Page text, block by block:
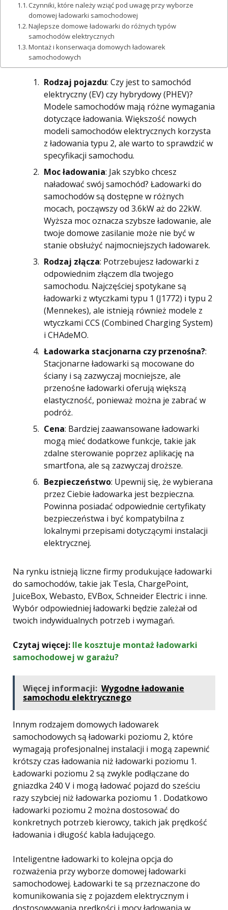
Czynniki, które należy wziąć pod uwagę przy wyborze
domowej ładowarki samochodowej
Najlepsze domowe ładowarki do różnych typów
samochodów elektrycznych
Montaż i konserwacja domowych ładowarek
samochodowych
Rodzaj pojazdu: Czy jest to samochód
elektryczny (EV) czy hybrydowy (PHEV)?
Modele samochodów mają różne wymagania
dotyczące ładowania. Większość nowych
modeli samochodów elektrycznych korzysta
z ładowania typu 2, ale warto to sprawdzić w
specyfikacji samochodu.
Moc ładowania: Jak szybko chcesz
naładować swój samochód? Ładowarki do
samochodów są dostępne w różnych
mocach, począwszy od 3.6kW aż do 22kW.
Wyższa moc oznacza szybsze ładowanie, ale
twoje domowe zasilanie może nie być w
stanie obsłużyć najmocniejszych ładowarek.
Rodzaj złącza: Potrzebujesz ładowarki z
odpowiednim złączem dla twojego
samochodu. Najczęściej spotykane są
ładowarki z wtyczkami typu 1 (J1772) i typu 2
(Mennekes), ale istnieją również modele z
wtyczkami CCS (Combined Charging System)
i CHAdeMO.
Ładowarka stacjonarna czy przenośna?:
Stacjonarne ładowarki są mocowane do
ściany i są zazwyczaj mocniejsze, ale
przenośne ładowarki oferują większą
elastyczność, ponieważ można je zabrać w
podróż.
Cena: Bardziej zaawansowane ładowarki
mogą mieć dodatkowe funkcje, takie jak
zdalne sterowanie poprzez aplikację na
smartfona, ale są zazwyczaj droższe.
Bezpieczeństwo: Upewnij się, że wybierana
przez Ciebie ładowarka jest bezpieczna.
Powinna posiadać odpowiednie certyfikaty
bezpieczeństwa i być kompatybilna z
lokalnymi przepisami dotyczącymi instalacji
elektrycznej.
Na rynku istnieją liczne firmy produkujące ładowarki
do samochodów, takie jak Tesla, ChargePoint,
JuiceBox, Webasto, EVBox, Schneider Electric i inne.
Wybór odpowiedniej ładowarki będzie zależał od
twoich indywidualnych potrzeb i wymagań.
Czytaj więcej: Ile kosztuje montaż ładowarki
samochodowej w garażu?
Więcej informacji: Wygodne ładowanie
samochodu elektrycznego
Innym rodzajem domowych ładowarek
samochodowych są ładowarki poziomu 2, które
wymagają profesjonalnej instalacji i mogą zapewnić
krótszy czas ładowania niż ładowarki poziomu 1.
Ładowarki poziomu 2 są zwykle podłączane do
gniazdka 240 V i mogą ładować pojazd do sześciu
razy szybciej niż ładowarka poziomu 1 . Dodatkowo
ładowarki poziomu 2 można dostosować do
konkretnych potrzeb kierowcy, takich jak prędkość
ładowania i długość kabla ładującego.
Inteligentne ładowarki to kolejna opcja do
rozważenia przy wyborze domowej ładowarki
samochodowej. Ładowarki te są przeznaczone do
komunikowania się z pojazdem elektrycznym i